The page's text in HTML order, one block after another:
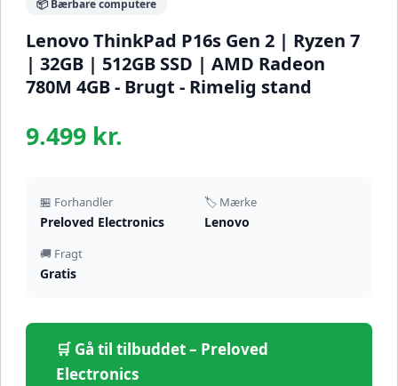
📦 Bærbare computere
Lenovo ThinkPad P16s Gen 2 | Ryzen 7
| 32GB | 512GB SSD | AMD Radeon
780M 4GB - Brugt - Rimelig stand
9.499 kr.
🏪 Forhandler
Preloved Electronics
🏷️ Mærke
Lenovo
🚚 Fragt
Gratis
🛒 Gå til tilbuddet – Preloved
Electronics